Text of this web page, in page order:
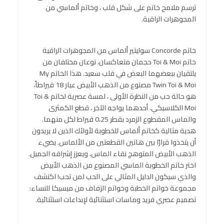
ترسم ملامح خاتم على شكل قلب ، وخاتم ألماسي من
المجوهرات الراقية.
خاتم Concorde سوليتير ألماس من المجوهرات الراقية
خاتم Toi & Moi حجمان متعاكسان، نوعان مختلفان من
يلتقيان ببعضهما البعض في قلب سعيد. هذا الخاتم My
Twin Toi & Moi مصنوع من الذهب الأبيض عيار 18 قيراطاً،
هو حالة حب من النظرة الأولى ، لمسة عصرية لخاتم Toi &
Moi الكلاسيكي. أحدهما يواجه الآخر ، قطع الكمثرى
والماس المقطوع الزمرد بقطر 0،25 قيراط لكل منهما.
هدية مثالية كخاتم ألماس للخطوبة لأولئك الذين لا يريدون
أن يتخذوا قرارًا بين هاتين القطعتين من الألماس. يضيء
الذهب الأبيض المتوهج نقاء الماس، ويعزز إشراقه الجميل.
اختر خاتم الخطوبة الماسي المصنوع من الذهب الأبيض
والذي سيكون الدليل المثالي على الحب لمن تحب! اكتشف
مجموعة خواتم الخطبة وخواتم الزفاف من ميسيكا للنساء:
تصميم عصري فريد وماسات استثنائية لإبداعات استثنائية.